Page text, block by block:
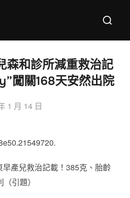
Search
森和診所減重救治記
闖關168天安然出院
1 月 14 日
產兒救治記載！385克、胎齡
引題）